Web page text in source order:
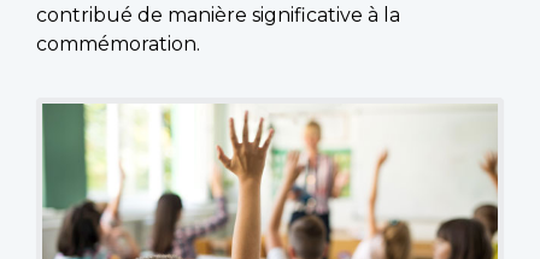
contribué de manière significative à la
commémoration.